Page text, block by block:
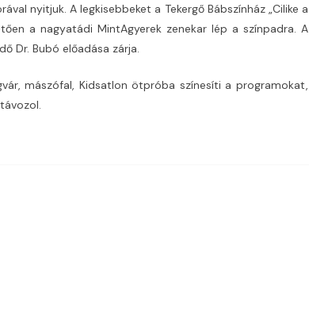
nyitjuk. A legkisebbeket a Tekergő Bábszínház „Cilike a
a nagyatádi MintAgyerek zenekar lép a színpadra. A
Dr. Bubó előadása zárja.
mászófal, Kidsatlon ötpróba színesíti a programokat,